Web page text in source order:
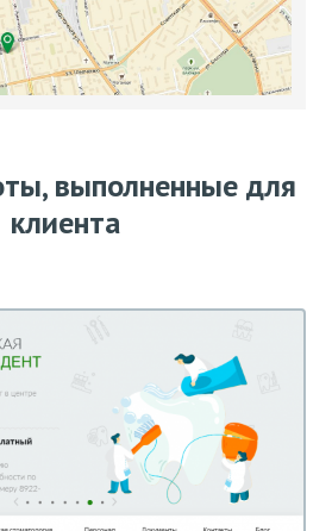
выполненные для
клиента